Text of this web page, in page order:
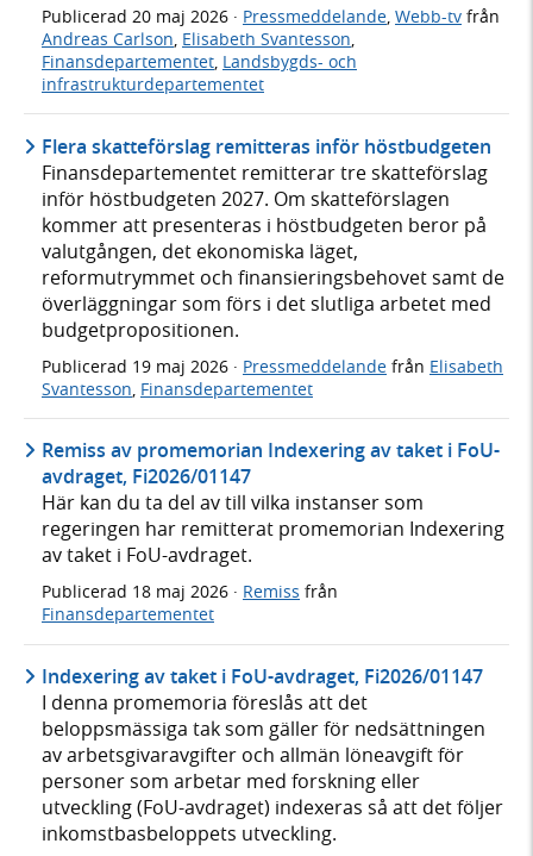
Publicerad 20 maj 2026 · Pressmeddelande, Webb-tv från
Andreas Carlson, Elisabeth Svantesson,
Finansdepartementet, Landsbygds- och
infrastrukturdepartementet
Flera skatteförslag remitteras inför höstbudgeten
Finansdepartementet remitterar tre skatteförslag
inför höstbudgeten 2027. Om skatteförslagen
kommer att presenteras i höstbudgeten beror på
valutgången, det ekonomiska läget,
reformutrymmet och finansieringsbehovet samt de
överläggningar som förs i det slutliga arbetet med
budgetpropositionen.
Publicerad 19 maj 2026 · Pressmeddelande från Elisabeth
Svantesson Finansdepartementet
Remiss av promemorian Indexering av taket i FoU-
avdraget, Fi2026/01147
Här kan du ta del av till vilka instanser som
regeringen har remitterat promemorian Indexering
av taket i FoU-avdraget.
Publicerad 18 maj 2026 · Remiss från
Finansdepartementet
Indexering av taket i FoU-avdraget, Fi2026/01147
I denna promemoria föreslås att det
beloppsmässiga tak som gäller för nedsättningen
av arbetsgivaravgifter och allmän löneavgift för
personer som arbetar med forskning eller
utveckling (FoU-avdraget) indexeras så att det följer
inkomstbasbeloppets utveckling.